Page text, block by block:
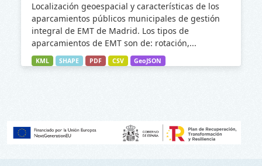
Localización geoespacial y características de los
aparcamientos públicos municipales de gestión
integral de EMT de Madrid. Los tipos de
aparcamientos de EMT son de: rotación,...
KML SHAPE PDF CSV GeoJSON